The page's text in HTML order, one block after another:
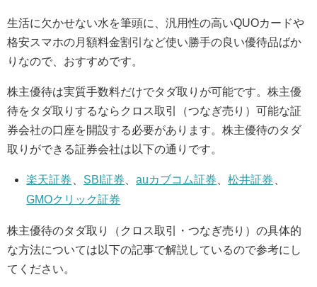
生活に欠かせない水を筆頭に、汎用性の高いQUOカードや
格安スマホの月額料金割引など使い勝手の良い優待品ばか
りなので、おすすめです。
株主優待は実質手数料だけでタダ取りが可能です。株主優
待をタダ取りするならクロス取引（つなぎ売り）可能な証
券会社の口座を開設する必要があります。株主優待のタダ
取りができる証券会社は以下の通りです。
楽天証券 SBI証券 、auカブコム証券 、松井証券
GMOクリック証券
株主優待のタダ取り（クロス取引・つなぎ売り）の具体的
な方法については以下の記事で解説しているので参考にし
てください。